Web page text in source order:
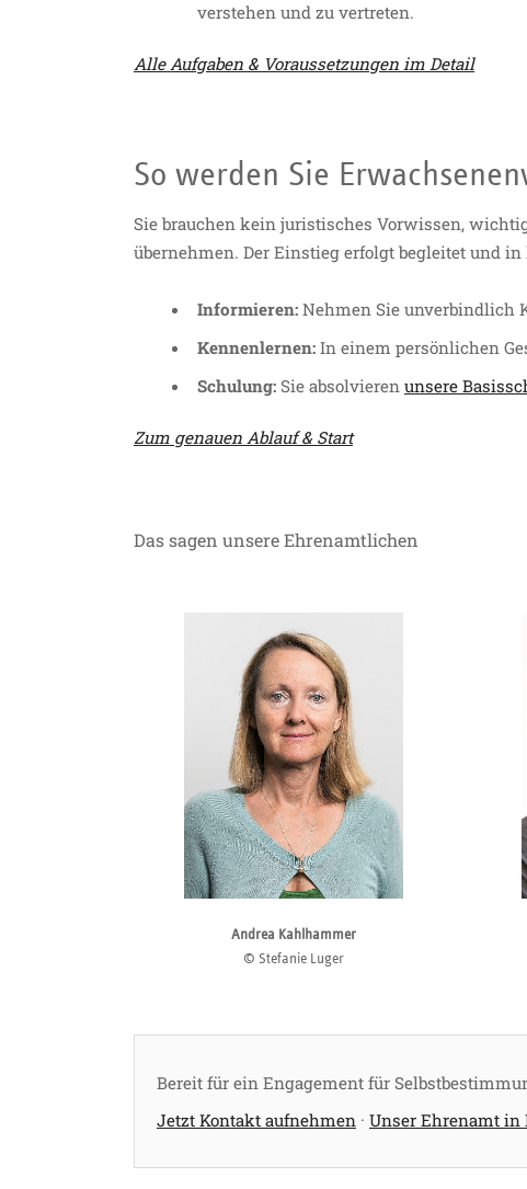
verstehen und zu vertreten.
Alle Aufgaben & Voraussetzungen im Detail
So werden Sie
Sie brauchen kein juristisches Vorwissen,
übernehmen. Der Einstieg erfolgt begleitet und
Informieren: Nehmen Sie unverbindlich
Kennenlernen: In einem persönlichen
Schulung: Sie absolvieren unsere
Zum genauen Ablauf & Start
Das sagen unsere Ehrenamtlichen
Andrea Kahlhammer
© Stefanie Luger
Bereit für ein Engagement für
Jetzt Kontakt aufnehmen · Unser Ehrenamt in